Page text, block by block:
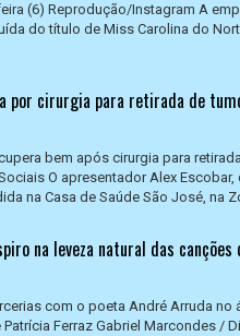
(6) Reprodução/Instagram A
do título de Miss Carolina do
por cirurgia para retirada de
bem após cirurgia para
O apresentador Alex
na Casa de Saúde São José, na
na leveza natural das
com o poeta André Arruda
Ferraz Gabriel Marcondes /